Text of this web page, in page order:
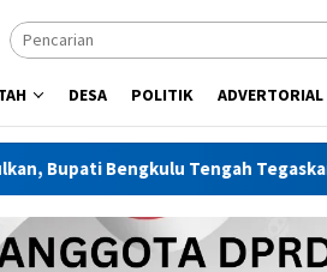
DESA POLITIK ADVERTORIAL
Marwah Sekolah Harus Dijaga